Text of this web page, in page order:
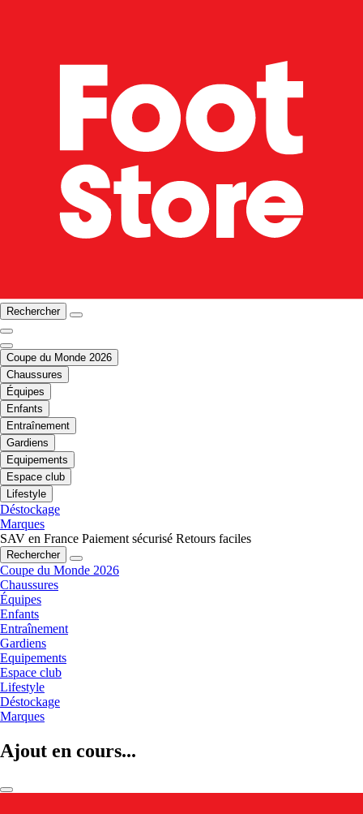
Rechercher
Coupe du Monde 2026
Chaussures
Équipes
Enfants
Entraînement
Gardiens
Equipements
Espace club
Lifestyle
Déstockage
Marques
SAV en France Paiement sécurisé Retours faciles
Rechercher
Coupe du Monde 2026
Chaussures
Équipes
Enfants
Entraînement
Gardiens
Equipements
Espace club
Lifestyle
Déstockage
Marques
Ajout en cours...